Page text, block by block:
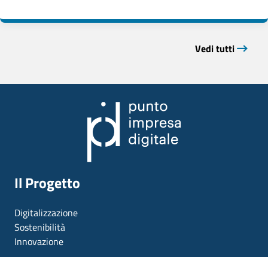
Vedi tutti
Il Progetto
Digitalizzazione
Sostenibilità
Innovazione